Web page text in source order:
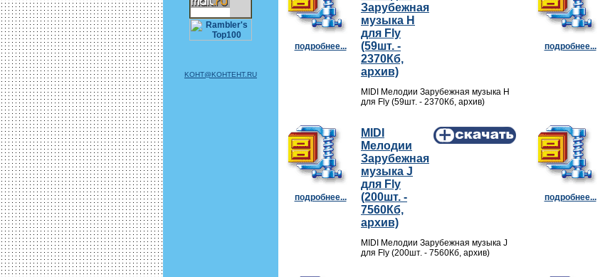
KOHT@KOHTEHT.RU
подробнее...
Зарубежная
музыка H
для Fly
(59шт. -
2370Кб,
архив)
MIDI Мелодии Зарубежная музыка H
для Fly (59шт. - 2370Кб, архив)
подробнее...
подробнее...
MIDI
Мелодии
Зарубежная
музыка J
для Fly
(200шт. -
7560Кб,
архив)
MIDI Мелодии Зарубежная музыка J
для Fly (200шт. - 7560Кб, архив)
подробнее...